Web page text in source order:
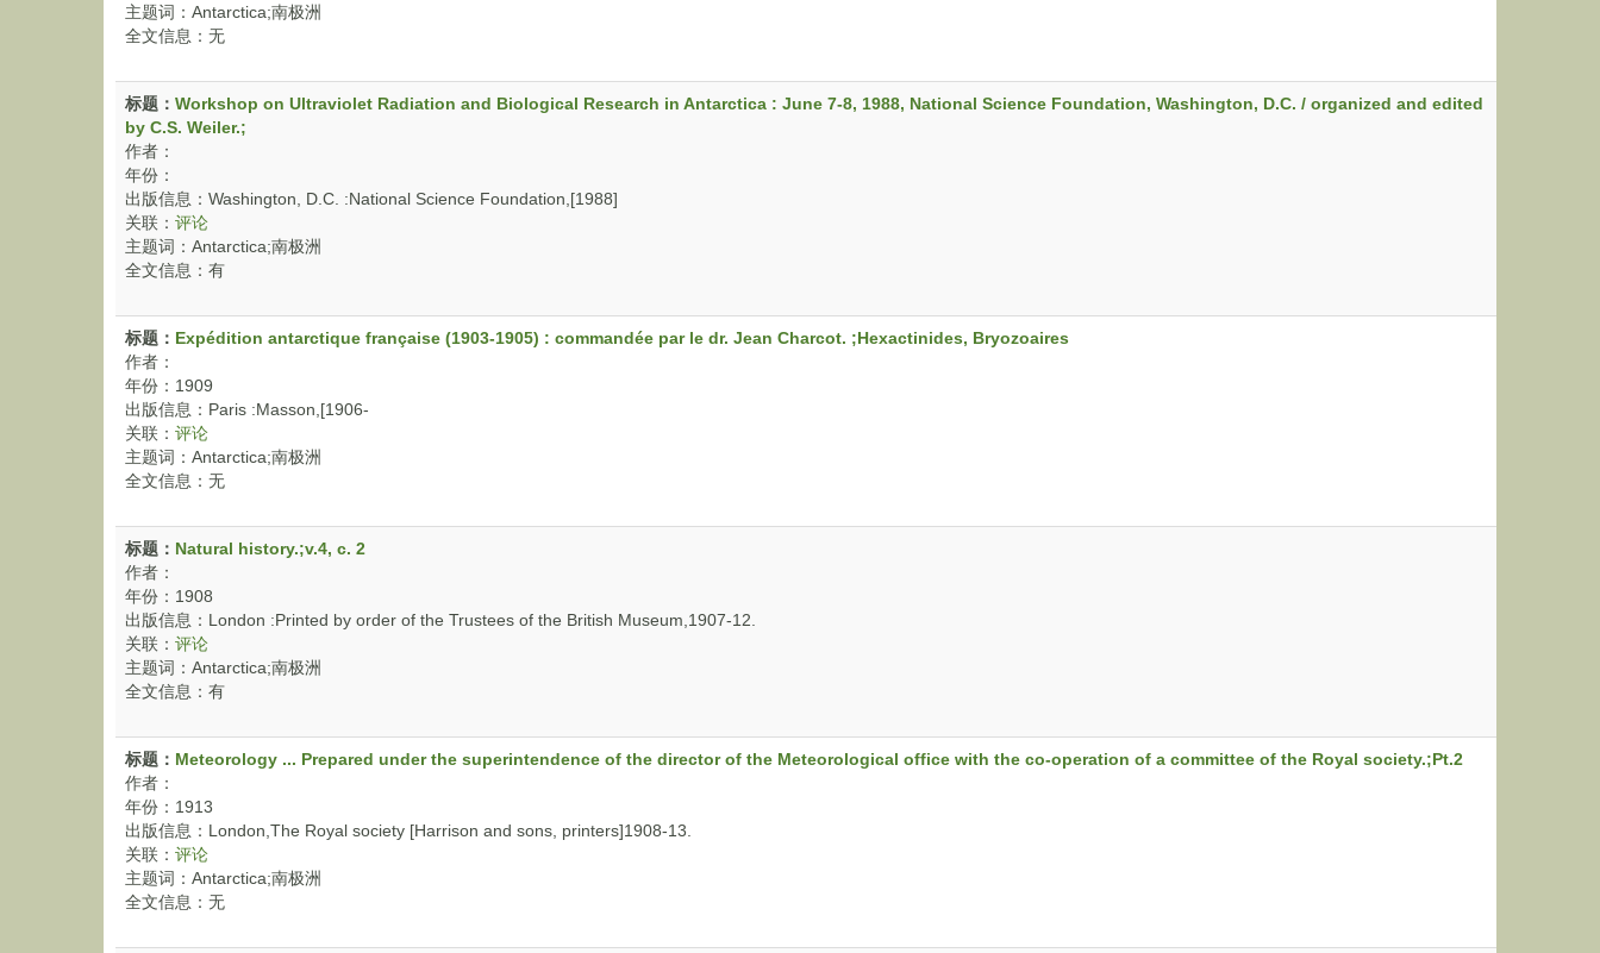
主题词：Antarctica;南极洲
全文信息：无
标题： Workshop on Ultraviolet Radiation and Biological Research in Antarctica : June 7-8, 1988, National Science Foundation, Washington, D.C. / organized and edited
by C.S. Weiler.;
作者：
年份：
出版信息：Washington, D.C. :National Science Foundation,[1988]
关联： 评论
主题词：Antarctica;南极洲
全文信息：有
标题： Expédition antarctique française (1903-1905) : commandée par le dr. Jean Charcot. ;Hexactinides, Bryozoaires
作者：
年份：1909
出版信息：Paris :Masson,[1906-
关联： 评论
主题词：Antarctica;南极洲
全文信息：无
标题： Natural history.;v.4, c. 2
作者：
年份：1908
出版信息：London :Printed by order of the Trustees of the British Museum,1907-12.
关联： 评论
主题词：Antarctica;南极洲
全文信息：有
标题： Meteorology ... Prepared under the superintendence of the director of the Meteorological office with the co-operation of a committee of the Royal society.;Pt.2
作者：
年份：1913
出版信息：London,The Royal society [Harrison and sons, printers]1908-13.
关联： 评论
主题词：Antarctica;南极洲
全文信息：无